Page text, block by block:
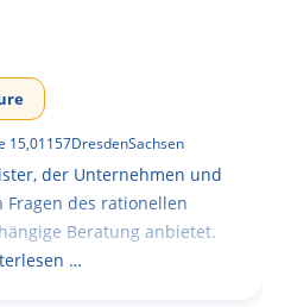
15,01157DresdenSachsen
der Unternehmen und
des rationellen
Beratung anbietet.
…